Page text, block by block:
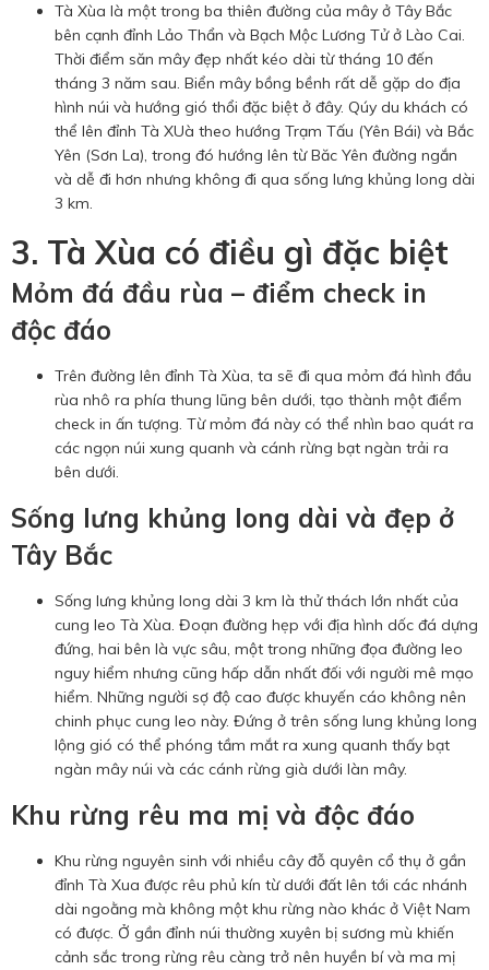
Tà Xùa là một trong ba thiên đường của mây ở Tây Bắc
bên cạnh đỉnh Lảo Thẩn và Bạch Mộc Lương Tử ở Lào Cai.
Thời điểm săn mây đẹp nhất kéo dài từ tháng 10 đến
tháng 3 năm sau. Biển mây bồng bềnh rất dễ gặp do địa
hình núi và hướng gió thổi đặc biệt ở đây. Qúy du khách có
thể lên đỉnh Tà XUà theo hướng Trạm Tấu (Yên Bái) và Bắc
Yên (Sơn La), trong đó hướng lên từ Băc Yên đường ngắn
và dễ đi hơn nhưng không đi qua sống lưng khủng long dài
3 km.
3. Tà Xùa có điều gì đặc biệt
Mỏm đá đầu rùa – điểm check in
độc đáo
Trên đường lên đỉnh Tà Xùa, ta sẽ đi qua mỏm đá hình đầu
rùa nhô ra phía thung lũng bên dưới, tạo thành một điểm
check in ấn tượng. Từ mỏm đá này có thể nhìn bao quát ra
các ngọn núi xung quanh và cánh rừng bạt ngàn trải ra
bên dưới.
Sống lưng khủng long dài và đẹp ở
Tây Bắc
Sống lưng khủng long dài 3 km là thử thách lớn nhất của
cung leo Tà Xùa. Đoạn đường hẹp với địa hình dốc đá dựng
đứng, hai bên là vực sâu, một trong những đọa đường leo
nguy hiểm nhưng cũng hấp dẫn nhất đối với người mê mạo
hiểm. Những người sợ độ cao được khuyến cáo không nên
chinh phục cung leo này. Đứng ở trên sống lung khủng long
lộng gió có thể phóng tầm mắt ra xung quanh thấy bạt
ngàn mây núi và các cánh rừng già dưới làn mây.
Khu rừng rêu ma mị và độc đáo
Khu rừng nguyên sinh với nhiều cây đỗ quyên cổ thụ ở gần
đỉnh Tà Xua được rêu phủ kín từ dưới đất lên tới các nhánh
dài ngoằng mà không một khu rừng nào khác ở Việt Nam
có được. Ở gần đỉnh núi thường xuyên bị sương mù khiến
cảnh sắc trong rừng rêu càng trở nên huyền bí và ma mị